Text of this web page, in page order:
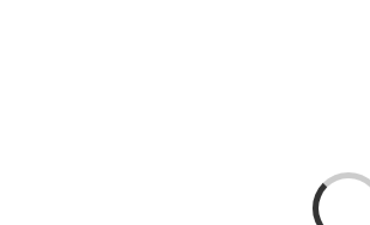
Chargement…